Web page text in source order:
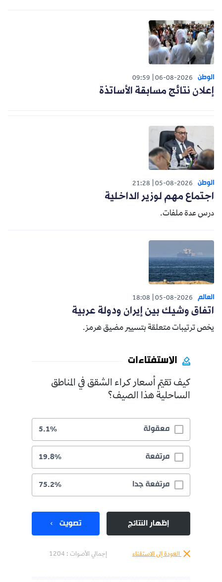
الوطن 06-08-2026
09:59
إعلان نتائج مسابقة الأساتذة
الوطن 05-08-2026
21:28
اجتماع مهم لوزير الداخلية
درس عدة ملفات.
العالم 05-08-2026
18:08
اتفاق وشيك بين إيران ودولة عربية
يخص ترتيبات متعلقة بتسيير مضيق هرمز.
الاستفتاءات
كيف تقيّم أسعار كراء الشقق في المناطق
الساحلية هذا الصيف؟
معقولة 5.1%
مرتفعة 19.8%
مرتفعة جدا 75.2%
إظهار النتائج تصويت
العودة إلى الاستفتاء إجمالي الأصوات : 1204